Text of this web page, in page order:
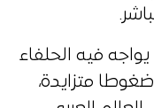
فيه الحلفاء
ضغوطا متزايدة،